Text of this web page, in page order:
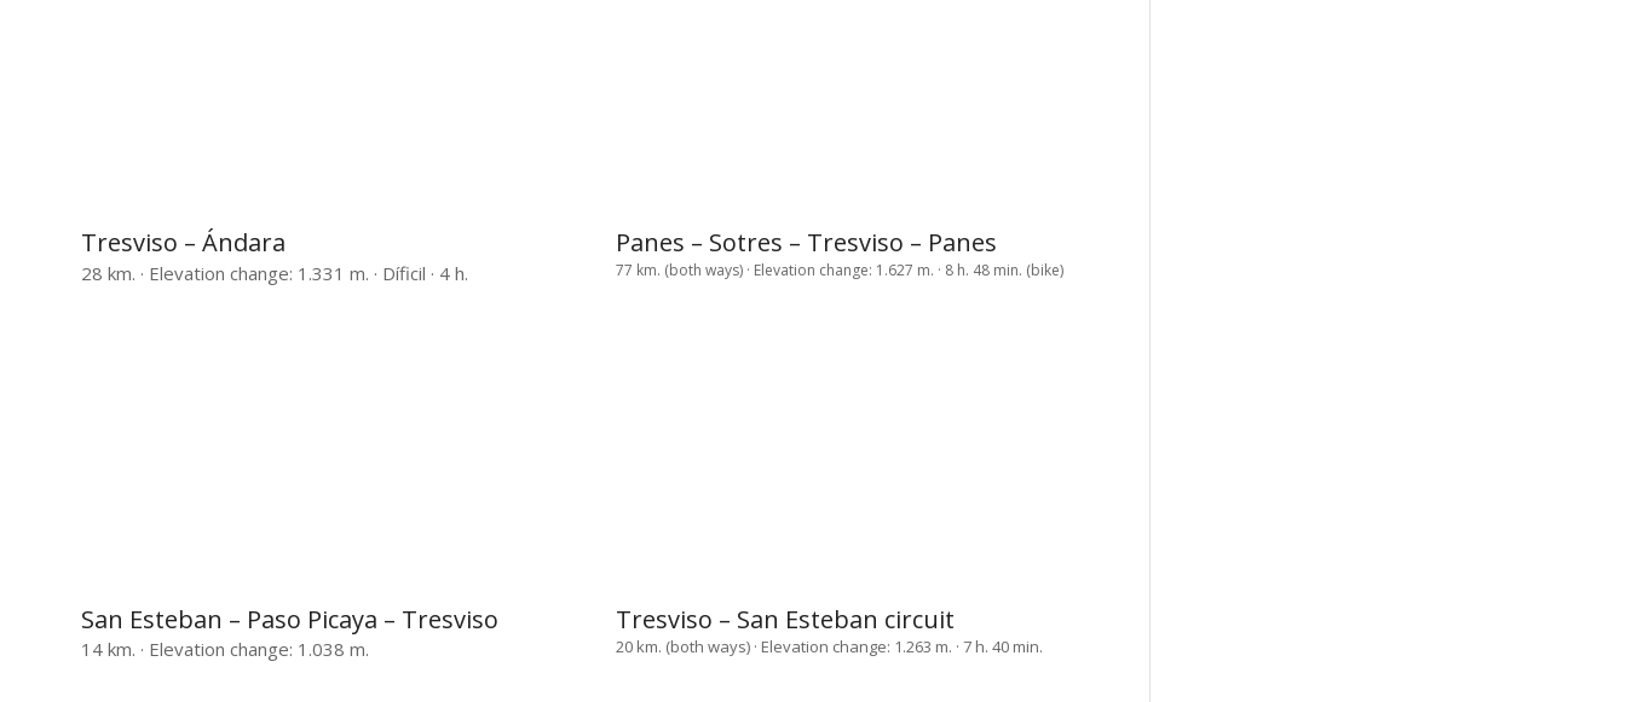
Tresviso – Ándara
28 km. · Elevation change: 1.331 m. · Díficil · 4 h.
Panes – Sotres – Tresviso – Panes
77 km. (both ways) · Elevation change: 1.627 m. · 8 h. 48 min. (bike)
San Esteban – Paso Picaya – Tresviso
14 km. · Elevation change: 1.038 m.
Tresviso – San Esteban circuit
20 km. (both ways) · Elevation change: 1.263 m. · 7 h. 40 min.